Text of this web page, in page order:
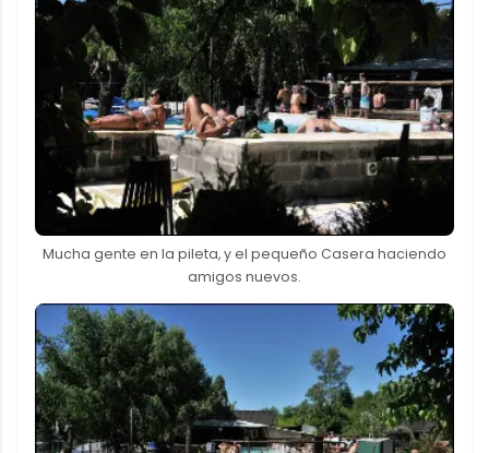
Mucha gente en la pileta, y el pequeño Casera haciendo
amigos nuevos.